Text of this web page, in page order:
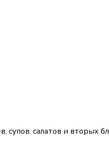
супов, салатов и вторых